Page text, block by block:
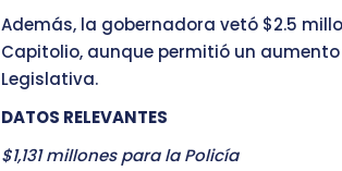
Además, la gobernadora vetó $2.5
Capitolio, aunque permitió un
Legislativa.
DATOS RELEVANTES
$1,131 millones para la Policía